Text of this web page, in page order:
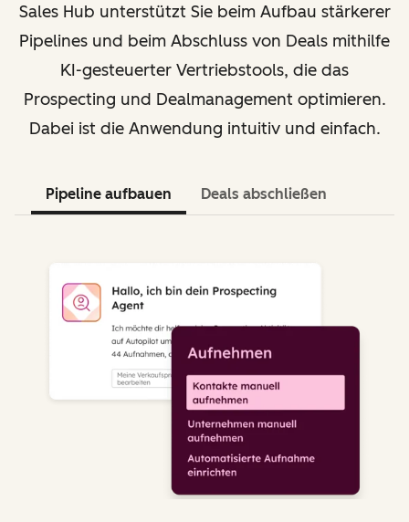
Sales Hub unterstützt Sie beim Aufbau stärkerer
Pipelines und beim Abschluss von Deals mithilfe
KI-gesteuerter Vertriebstools, die das
Prospecting und Dealmanagement optimieren.
Dabei ist die Anwendung intuitiv und einfach.
Pipeline aufbauen Deals abschließen